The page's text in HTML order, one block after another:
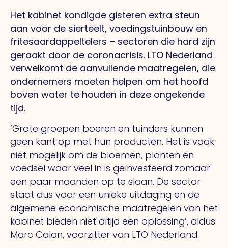
Het kabinet kondigde gisteren extra steun
aan voor de sierteelt, voedingstuinbouw en
fritesaardappeltelers – sectoren die hard zijn
geraakt door de coronacrisis. LTO Nederland
verwelkomt de aanvullende maatregelen, die
ondernemers moeten helpen om het hoofd
boven water te houden in deze ongekende
tijd.
‘Grote groepen boeren en tuinders kunnen
geen kant op met hun producten. Het is vaak
niet mogelijk om de bloemen, planten en
voedsel waar veel in is geïnvesteerd zomaar
een paar maanden op te slaan. De sector
staat dus voor een unieke uitdaging en de
algemene economische maatregelen van het
kabinet bieden niet altijd een oplossing’, aldus
Marc Calon, voorzitter van LTO Nederland.